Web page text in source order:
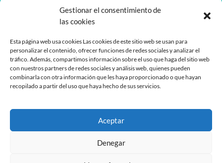
Gestionar el consentimiento de
las cookies
Esta página web usa cookies Las cookies de este sitio web se usan para
personalizar el contenido, ofrecer funciones de redes sociales y analizar el
tráfico. Además, compartimos información sobre el uso que haga del sitio web
con nuestros partners de redes sociales y análisis web, quienes pueden
combinarla con otra información que les haya proporcionado o que hayan
recopilado a partir del uso que haya hecho de sus servicios.
Aceptar
Denegar